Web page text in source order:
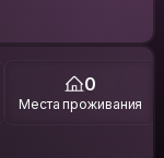
0
Места проживания